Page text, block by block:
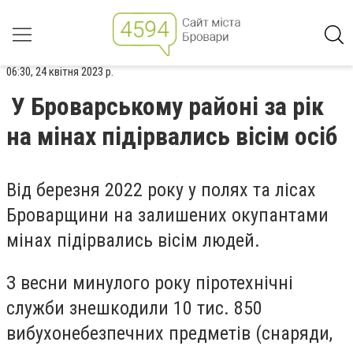
06:30, 24 квітня 2023 р.
У Броварському районі за рік
на мінах підірвались вісім осіб
Від березня 2022 року у полях та лісах
Броварщини на залишених окупантами
мінах підірвались вісім людей.
З весни минулого року піротехнічні
служби знешкодили 10 тис. 850
вибухонебезпечних предметів (снаряди,